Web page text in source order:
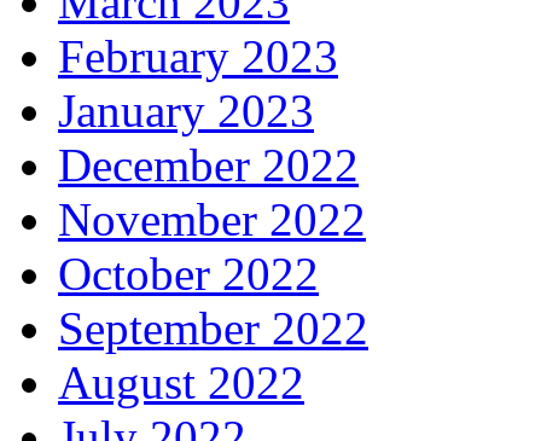
February 2023
January 2023
December 2022
November 2022
October 2022
September 2022
August 2022